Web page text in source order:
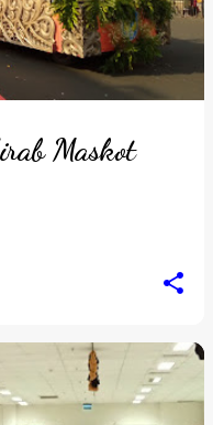
Maskot